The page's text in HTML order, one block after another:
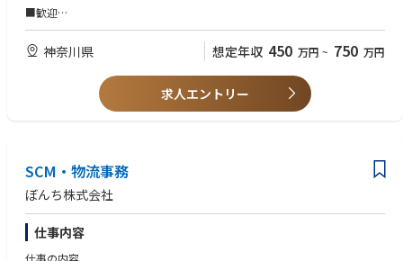
・作業前会議（デザインレビュー）：輸送・搬入・据付に関わる人員計画
・実作業：輸送・搬入・据付作業の現場指導と安全管理
・社会貢献度が高い仕事：発電設備や変電設備がないと私たちは電気を使
用することができません。
ます。製品が大きければ大きいほど、
輸送搬入には様々な規制が伴いますが、自分の計画で安全に運び終えた
時の達成感は何にも代えがたいものがあります。
■歓迎
・１級、2級土木施工管理技士
・重量物輸送計画経験者
・土木設計あるいは土木施工管理業務のご経験
・建築／機械／プラント等の施工管理経験
・搬出入現場（据付含む）での工程管理経験
・機械／プラント等の設備受入の準備・管理経験
神奈川県 想定年収 450 万円 ~ 750 万円
求人エントリー
SCM・物流事務
ぼんち株式会社
仕事内容